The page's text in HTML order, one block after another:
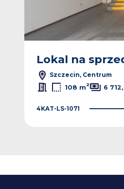
Lokal na
Szczecin, Centrum
108 m2 6
4KAT-LS-1071